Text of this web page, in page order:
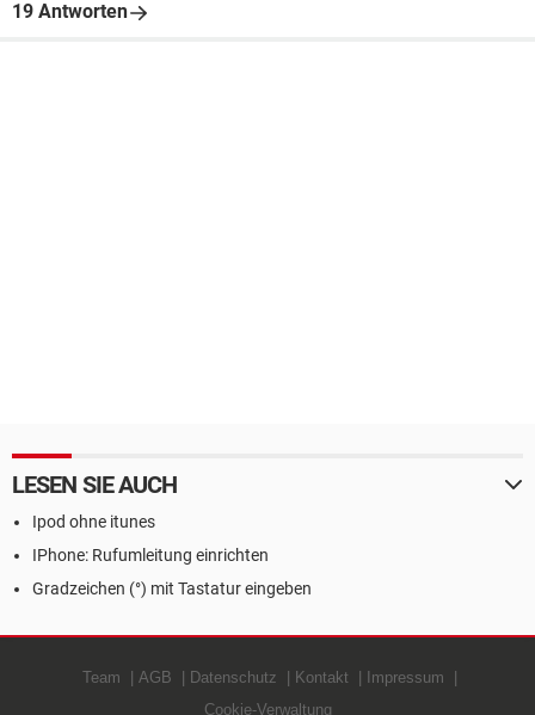
19 Antworten
LESEN SIE AUCH
Ipod ohne itunes
IPhone: Rufumleitung einrichten
Gradzeichen (°) mit Tastatur eingeben
Team AGB Datenschutz Kontakt
Impressum
Cookie-Verwaltung